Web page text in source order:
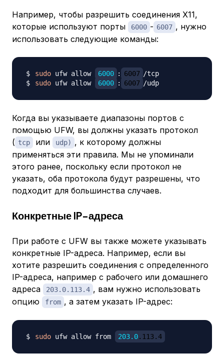
Например, чтобы разрешить соединения X11,
которые используют порты
6000 - 6007 , нужно
использовать следующие команды:
sudo ufw allow 6000 : 6007
sudo ufw allow 6000 : 6007
Когда вы указываете диапазоны портов с
помощью UFW, вы должны указать протокол
( tcp или udp) , к которому должны
применяться эти правила. Мы не упоминали
этого ранее, поскольку если протокол не
указать, оба протокола будут разрешены, что
подходит для большинства случаев.
Конкретные IP-адреса
При работе с UFW вы также можете указывать
конкретные IP-адреса. Например, если вы
хотите разрешить соединения с определенного
IP-адреса, например с рабочего или домашнего
адреса
203.0.113.4 , вам нужно использовать
опцию
from , а затем указать IP-адрес:
sudo ufw allow from 203.0.113.4